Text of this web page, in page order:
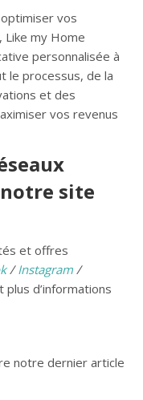
vos
Like my Home
personnalisée à
le processus, de la
et des
vos revenus
site
et offres
/Instagram /
d’informations
notre dernier article